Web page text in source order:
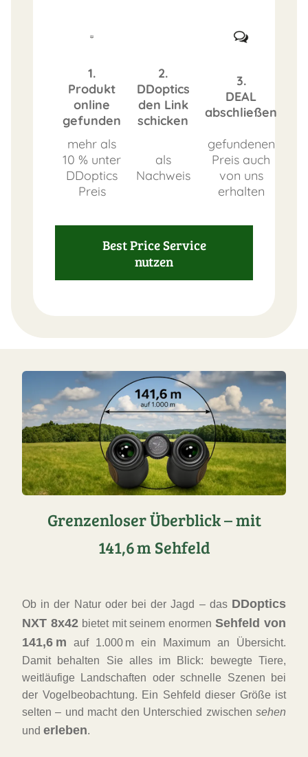
1.
Produkt
online
gefunden
2.
DDoptics
den Link
schicken
3.
DEAL
abschließen
mehr als
10 % unter
DDoptics
Preis
als
Nachweis
gefundenen
Preis auch
von uns
erhalten
Best Price Service
nutzen
Grenzenloser Überblick – mit
141,6 m Sehfeld
Ob in der Natur oder bei der Jagd – das DDoptics
NXT 8x42bietet mit seinem enormenSehfeld von
141,6 m auf 1.000 m ein Maximum an Übersicht.
Damit behalten Sie alles im Blick: bewegte Tiere,
weitläufige Landschaften oder schnelle Szenen bei
der Vogelbeobachtung. Ein Sehfeld dieser Größe ist
selten – und macht den Unterschied zwischen sehen
und erleben.